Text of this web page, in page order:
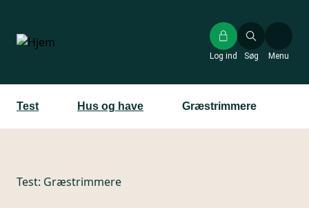
hovedindhold
Søg
Log ind Menu
Test Hus og have Græstrimmere
Test: Græstrimmere